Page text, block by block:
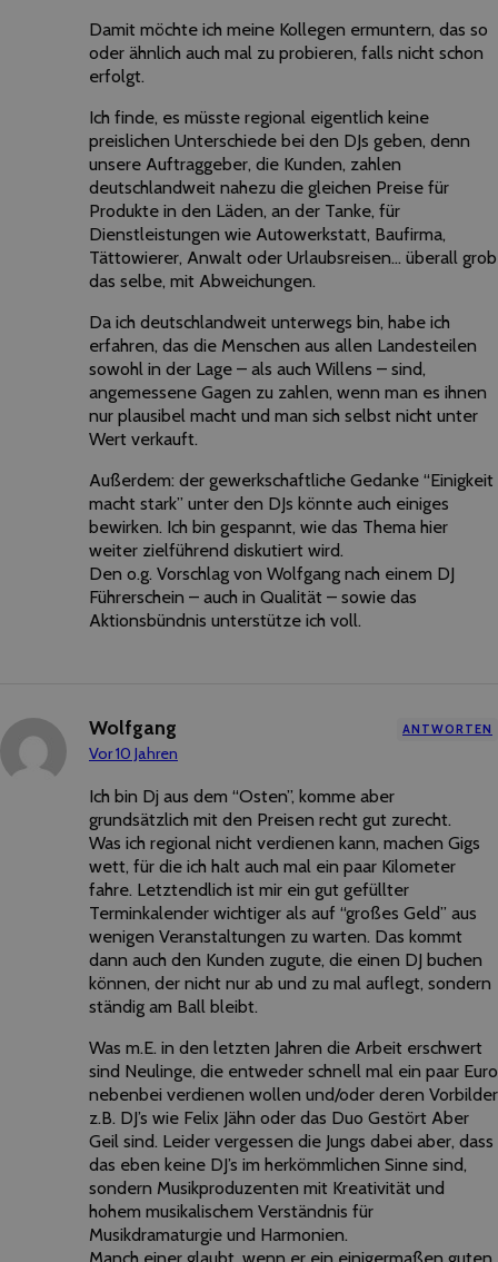
Damit möchte ich meine Kollegen ermuntern, das so
oder ähnlich auch mal zu probieren, falls nicht schon
erfolgt.
Ich finde, es müsste regional eigentlich keine
preislichen Unterschiede bei den DJs geben, denn
unsere Auftraggeber, die Kunden, zahlen
deutschlandweit nahezu die gleichen Preise für
Produkte in den Läden, an der Tanke, für
Dienstleistungen wie Autowerkstatt, Baufirma,
Tättowierer, Anwalt oder Urlaubsreisen… überall grob
das selbe, mit Abweichungen.
Da ich deutschlandweit unterwegs bin, habe ich
erfahren, das die Menschen aus allen Landesteilen
sowohl in der Lage – als auch Willens – sind,
angemessene Gagen zu zahlen, wenn man es ihnen
nur plausibel macht und man sich selbst nicht unter
Wert verkauft.
Außerdem: der gewerkschaftliche Gedanke “Einigkeit
macht stark” unter den DJs könnte auch einiges
bewirken. Ich bin gespannt, wie das Thema hier
weiter zielführend diskutiert wird.
Den o.g. Vorschlag von Wolfgang nach einem DJ
Führerschein – auch in Qualität – sowie das
Aktionsbündnis unterstütze ich voll.
Wolfgang
Vor 10 Jahren
ANTWORTEN
Ich bin Dj aus dem “Osten”, komme aber
grundsätzlich mit den Preisen recht gut zurecht.
Was ich regional nicht verdienen kann, machen Gigs
wett, für die ich halt auch mal ein paar Kilometer
fahre. Letztendlich ist mir ein gut gefüllter
Terminkalender wichtiger als auf “großes Geld” aus
wenigen Veranstaltungen zu warten. Das kommt
dann auch den Kunden zugute, die einen DJ buchen
können, der nicht nur ab und zu mal auflegt, sondern
ständig am Ball bleibt.
Was m.E. in den letzten Jahren die Arbeit erschwert
sind Neulinge, die entweder schnell mal ein paar Euro
nebenbei verdienen wollen und/oder deren Vorbilder
z.B. DJ’s wie Felix Jähn oder das Duo Gestört Aber
Geil sind. Leider vergessen die Jungs dabei aber, dass
das eben keine DJ’s im herkömmlichen Sinne sind,
sondern Musikproduzenten mit Kreativität und
hohem musikalischem Verständnis für
Musikdramaturgie und Harmonien.
Manch einer glaubt, wenn er ein einigermaßen guten